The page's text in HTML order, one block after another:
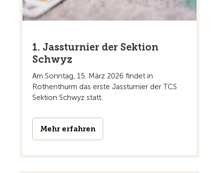
1. Jassturnier der Sektion
Schwyz
Am Sonntag, 15. März 2026 findet in
Rothenthurm das erste Jassturnier der TCS
Sektion Schwyz statt.
Mehr erfahren